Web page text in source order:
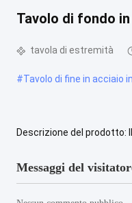
Tavolo di fondo
tavola di estremità
#Tavolo di fine in acciaio
Descrizione del prodotto:
Messaggi del